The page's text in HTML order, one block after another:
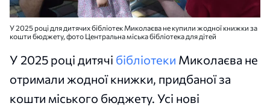
У 2025 році для дитячих бібліотек Миколаєва не купили жодної книжки за
кошти бюджету, фото Центральна міська бібліотека для дітей
У 2025 році дитячі бібліотеки Миколаєва не
отримали жодної книжки, придбаної за
кошти міського бюджету. Усі нові